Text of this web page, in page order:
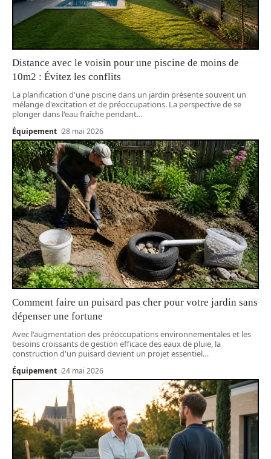
Distance avec le voisin pour une piscine de moins de
10m2 : Évitez les conflits
La planification d'une piscine dans un jardin présente souvent un
mélange d'excitation et de préoccupations. La perspective de se
plonger dans l'eau fraîche pendant…
Équipement 28 mai 2026
Comment faire un puisard pas cher pour votre jardin sans
dépenser une fortune
Avec l'augmentation des préoccupations environnementales et les
besoins croissants de gestion efficace des eaux de pluie, la
construction d'un puisard devient un projet essentiel…
Équipement 24 mai 2026